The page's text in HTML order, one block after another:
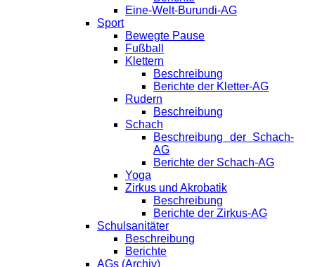
Eine-Welt-Burundi-AG
Sport
Bewegte Pause
Fußball
Klettern
Beschreibung
Berichte der Kletter-AG
Rudern
Beschreibung
Schach
Beschreibung der Schach-
AG
Berichte der Schach-AG
Yoga
Zirkus und Akrobatik
Beschreibung
Berichte der Zirkus-AG
Schulsanitäter
Beschreibung
Berichte
AGs (Archiv)